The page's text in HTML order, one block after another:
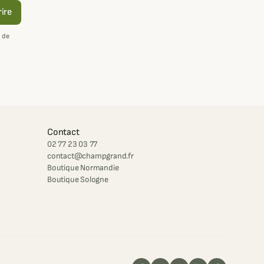
de
Contact
02 77 23 03 77
contact@champgrand.fr
Boutique Normandie
Boutique Sologne